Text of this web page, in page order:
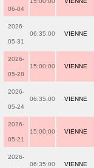
06-04
2026-
05-31
06:35:00 VIENNE
2026-
05-28
15:00:00 VIENNE
2026-
05-24
06:35:00 VIENNE
2026-
05-21
15:00:00 VIENNE
2026-
06:35:00 VIENNE